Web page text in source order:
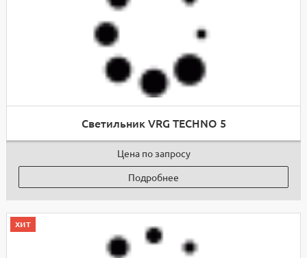
Светильник VRG TECHNO 5
Цена по запросу
Подробнее
хит